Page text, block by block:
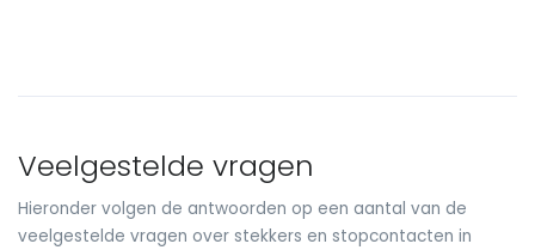
Veelgestelde vragen
Hieronder volgen de antwoorden op een aantal van de
veelgestelde vragen over stekkers en stopcontacten in